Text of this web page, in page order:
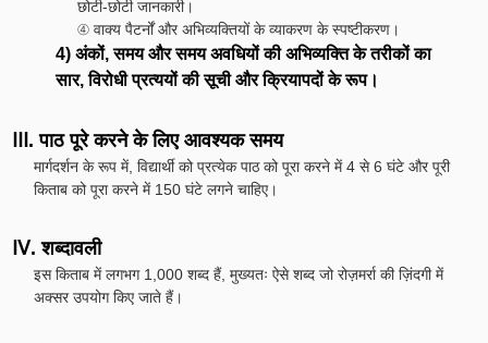
छोटी-छोटी जानकारी।
④ वाक्य पैटर्नों और अभिव्यक्तियों के व्याकरण के स्पष्टीकरण।
4) अंकों, समय और समय अवधियों की अभिव्यक्ति के तरीकों का
सार, विरोधी प्रत्ययों की सूची और क्रियापदों के रूप।
Ⅲ. पाठ पूरे करने के लिए आवश्यक समय
मार्गदर्शन के रूप में, विद्यार्थी को प्रत्येक पाठ को पूरा करने में 4 से 6 घंटे और पूरी
किताब को पूरा करने में 150 घंटे लगने चाहिए।
Ⅳ. शब्दावली
इस किताब में लगभग 1,000 शब्द हैं, मुख्यतः ऐसे शब्द जो रोज़मर्रा की ज़िंदगी में
अक्सर उपयोग किए जाते हैं।